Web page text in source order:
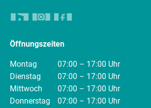
Öffnungszeiten
Montag
07:00 – 17:00 Uhr
Dienstag
07:00 – 17:00 Uhr
Mittwoch
07:00 – 17:00 Uhr
Donnerstag
07:00 – 17:00 Uhr